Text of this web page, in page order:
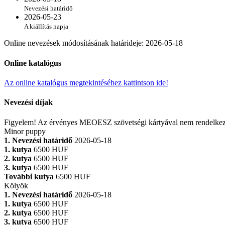
Nevezési határidő
2026-05-23
A kiállítás napja
Online nevezések módosításának határideje: 2026-05-18
Online katalógus
Az online katalógus megtekintéséhez kattintson ide!
Nevezési díjak
Figyelem! Az érvényes MEOESZ szövetségi kártyával nem
Minor puppy
1. Nevezési határidő 2026-05-18
1. kutya 6500 HUF
2. kutya 6500 HUF
3. kutya 6500 HUF
További kutya 6500 HUF
Kölyök
1. Nevezési határidő 2026-05-18
1. kutya 6500 HUF
2. kutya 6500 HUF
3. kutya 6500 HUF